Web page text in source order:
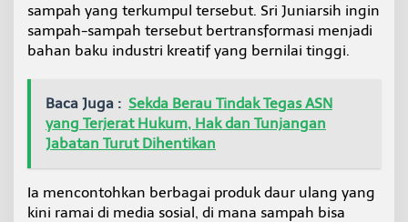
sampah yang terkumpul tersebut. Sri Juniarsih ingin
sampah-sampah tersebut bertransformasi menjadi
bahan baku industri kreatif yang bernilai tinggi.
Baca Juga : Sekda Berau Tindak Tegas ASN
yang Terjerat Hukum, Hak dan Tunjangan
Jabatan Turut Dihentikan
Ia mencontohkan berbagai produk daur ulang yang
kini ramai di media sosial, di mana sampah bisa